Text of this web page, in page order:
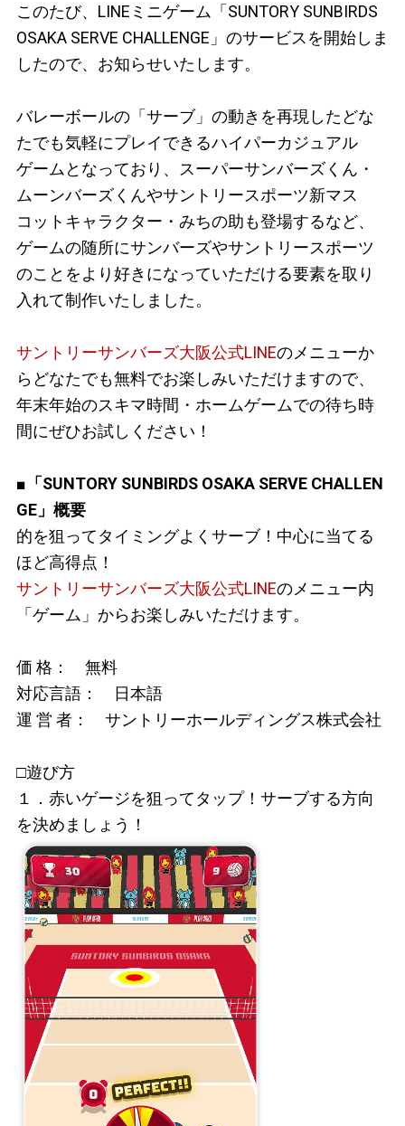
このたび、LINEミニゲーム「SUNTORY SUNBIRDS
OSAKA SERVE CHALLENGE」のサービスを開始しま
したので、お知らせいたします。
バレーボールの「サーブ」の動きを再現したどな
たでも気軽にプレイできるハイパーカジュアル
ゲームとなっており、スーパーサンバーズくん・
ムーンバーズくんやサントリースポーツ新マス
コットキャラクター・みちの助も登場するなど、
ゲームの随所にサンバーズやサントリースポーツ
のことをより好きになっていただける要素を取り
入れて制作いたしました。
サントリーサンバーズ大阪公式LINEのメニューか
らどなたでも無料でお楽しみいただけますので、
年末年始のスキマ時間・ホームゲームでの待ち時
間にぜひお試しください！
■「SUNTORY SUNBIRDS OSAKA SERVE CHALLEN
GE」概要
的を狙ってタイミングよくサーブ！中心に当てる
ほど高得点！
サントリーサンバーズ大阪公式LINEのメニュー内
「ゲーム」からお楽しみいただけます。
価 格： 無料
対応言語： 日本語
運 営 者： サントリーホールディングス株式会社
□遊び方
１．赤いゲージを狙ってタップ！サーブする方向
を決めましょう！